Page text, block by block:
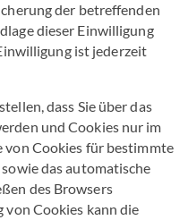
der betreffenden
dieser Einwilligung
ist jederzeit
dass Sie über das
und Cookies nur im
von Cookies für bestimmte
das automatische
des Browsers
Cookies kann die